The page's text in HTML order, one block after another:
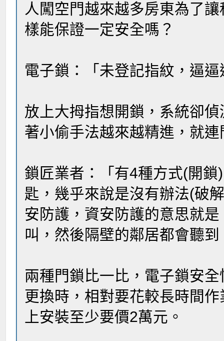
人闖空門越來越多房東為了
樣能保證一定安全嗎？
電子鎖：「未登記指紋，逼
放上大拇指想開鎖，系統卻
著小偷手法越來越精進，就
鎖匠業者：「有4種方式(開
匙，幾乎來說是沒有辦法(破
安防護，資安防護的意思就
叫，然後隔壁的鄰居都會聽
兩種門鎖比一比，電子鎖安
更換時，相對要花較長時間
上安裝至少要價2萬元。